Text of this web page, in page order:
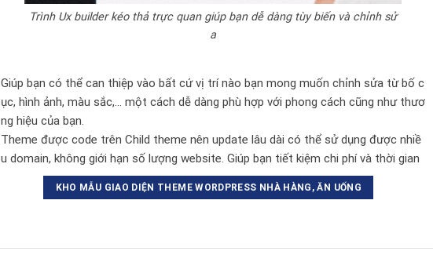
Trình Ux builder kéo thả trực quan giúp bạn dễ dàng tùy biến và chỉnh sử
a
Giúp bạn có thể can thiệp vào bất cứ vị trí nào bạn mong muốn chỉnh sửa từ bố c
ục, hình ảnh, màu sắc,… một cách dễ dàng phù hợp với phong cách cũng như thươ
ng hiệu của bạn.
Theme được code trên Child theme nên update lâu dài có thể sử dụng được nhiề
u domain, không giới hạn số lượng website. Giúp bạn tiết kiệm chi phí và thời gian
KHO MẪU GIAO DIỆN THEME WORDPRESS NHÀ HÀNG, ĂN UỐNG